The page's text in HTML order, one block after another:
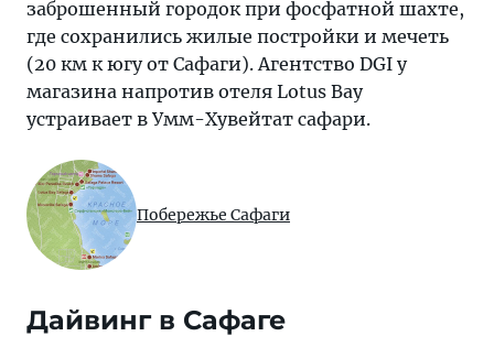
заброшенный городок при фосфатной шахте,
где сохранились жилые постройки и мечеть
(20 км к югу от Сафаги). Агентство DGI у
магазина напротив отеля Lotus Bay
устраивает в Умм-Хувейтат сафари.
Побережье Сафаги
Дайвинг в Сафаге